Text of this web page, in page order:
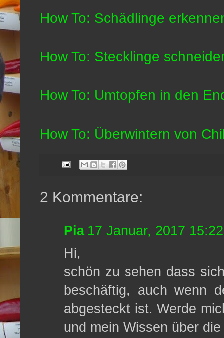
How To: Schädlinge
How To: Stecklinge
How To: Umtopfen in den
How To: Überwintern von
2 Kommentare:
Pia 17 Januar, 2017 15:22
Hi,
schön zu sehen dass
beschäftig, auch wenn
abgesteckt ist. Werde
und mein Wissen über